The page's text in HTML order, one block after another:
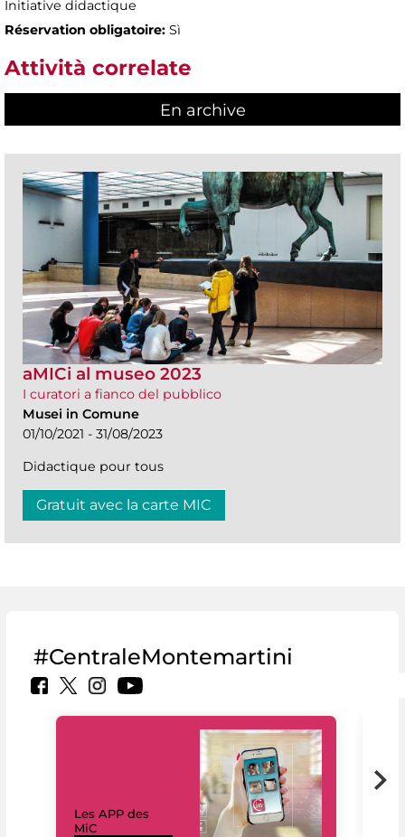
Initiative didactique
Réservation obligatoire: Sì
Attività correlate
En archive
aMICi al museo 2023
I curatori a fianco del pubblico
Musei in Comune
01/10/2021 - 31/08/2023
Didactique pour tous
Gratuit avec la carte MIC
#CentraleMontemartini
Les APP des
MiC